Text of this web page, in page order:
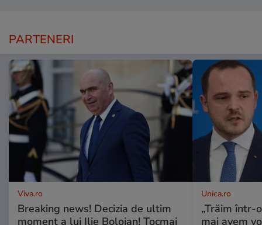
PARTENERI
Viva.ro
Breaking news! Decizia de ultim
moment a lui Ilie Bolojan! Tocmai
Unica.ro
„Trăim într-
mai avem